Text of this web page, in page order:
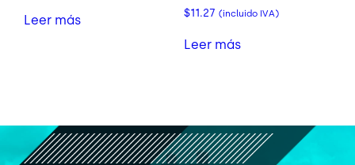
Leer más $11.27 (incluido IVA)
Leer más